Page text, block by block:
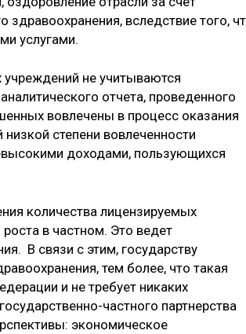
вследствие того,
услугами.
не учитываются
отчета, проведенного
вовлечены в процесс оказания
степени вовлеченности
доходами, пользующихся
количества лицензируемых
в частном. Это ведет
В связи с этим, государству
тем более, что такая
и не требует никаких
частного партнерства
экономическое